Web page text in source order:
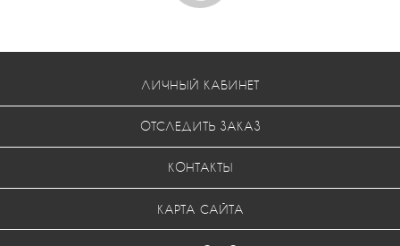
ЛИЧНЫЙ КАБИНЕТ
ОТСЛЕДИТЬ ЗАКАЗ
КОНТАКТЫ
КАРТА САЙТА